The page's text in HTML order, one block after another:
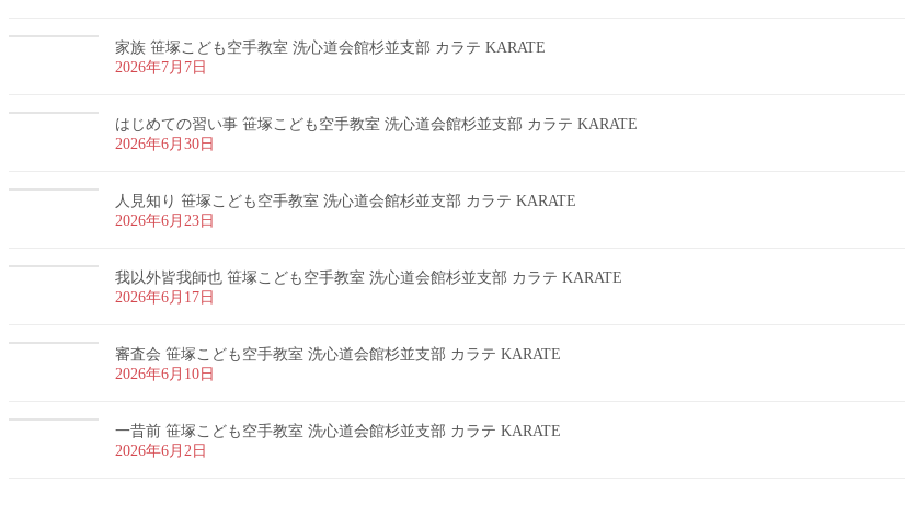
家族 笹塚こども空手教室 洗心道会館杉並支部 カラテ KARATE
2026年7月7日
はじめての習い事 笹塚こども空手教室 洗心道会館杉並支部 カラテ KARATE
2026年6月30日
人見知り 笹塚こども空手教室 洗心道会館杉並支部 カラテ KARATE
2026年6月23日
我以外皆我師也 笹塚こども空手教室 洗心道会館杉並支部 カラテ KARATE
2026年6月17日
審査会 笹塚こども空手教室 洗心道会館杉並支部 カラテ KARATE
2026年6月10日
一昔前 笹塚こども空手教室 洗心道会館杉並支部 カラテ KARATE
2026年6月2日